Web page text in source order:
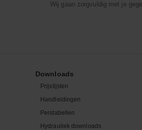
Wij gaan zorgvuldig met je
Downloads
Prijslijsten
Handleidingen
Perstabellen
Hydrauliek downloads